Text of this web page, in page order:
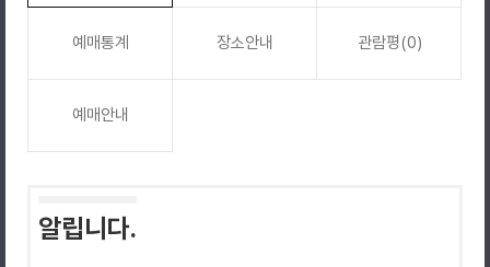
예매통계 장소안내 관람평(0)
예매안내
알립니다.